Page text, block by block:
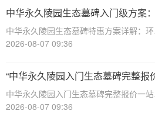
中华永久陵园生态墓碑入门级方案
整报价与一站式服务打包特惠解析
中华永久陵园生态墓碑特惠方案详解：环
保、经济、个性化选择☎ 中华永久陵园电
提升，选择一个环保且经济的陵园及墓碑
为许多家庭的考虑。中华永久陵园，作
2026-08-07 09:36
“中华永久陵园入门生态墓碑完整报
一站式服务打包特惠详解”
中华永久陵园入门生态墓碑完整报价一
服务打包特惠详解☎ 中华永久陵园电话
2026-08-07 09:36